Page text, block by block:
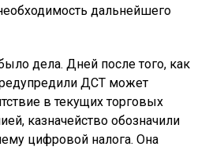
дальнейшего
дела. Дней после того, как
ДСТ может
в текущих торговых
казначейство обозначили
цифровой налога. Она